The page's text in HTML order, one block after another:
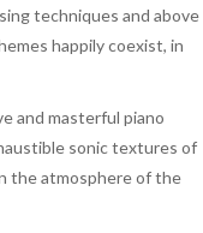
techniques and above
happily coexist, in
and masterful piano
sonic textures of
the atmosphere of the